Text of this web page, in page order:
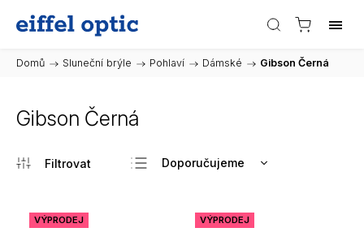
Domů / Sluneční brýle / Pohlaví / Dámské / Gibson Černá
Gibson Černá
Doporučujeme
Nejdražší
VÝPRODEJ VÝPRODEJ